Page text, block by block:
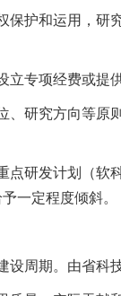
保护和运用，研
立专项经费或提
、研究方向等原
点研发计划（软
一定程度倾斜。
设周期。由省科